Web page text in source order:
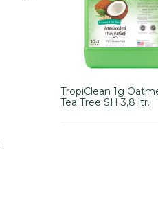
TropiClean 1g
Tea Tree SH 3,8 ltr.